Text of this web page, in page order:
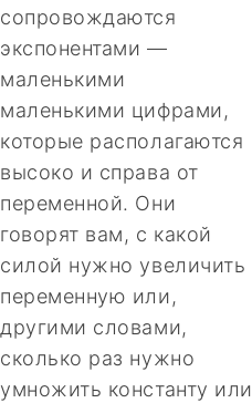
сопровождаются
экспонентами —
маленькими
маленькими цифрами,
которые располагаются
высоко и справа от
переменной. Они
говорят вам, с какой
силой нужно увеличить
переменную или,
другими словами,
сколько раз нужно
умножить константу или